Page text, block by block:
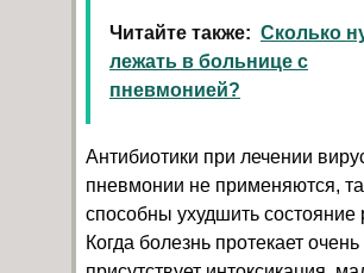
Читайте также: Сколько
лежать в больнице с
пневмонией?
Антибиотики при лечении
пневмонии не применяются,
способны ухудшить состояние
Когда болезнь протекает